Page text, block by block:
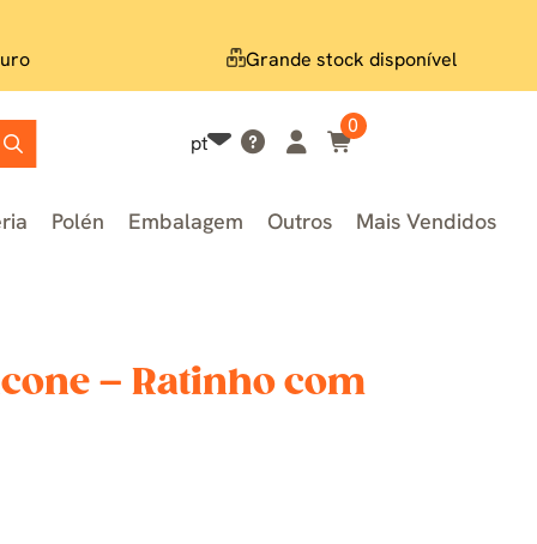
Grande stock disponível
pt
0
Polén Embalagem Outros Mais Vendidos
– Ratinho com